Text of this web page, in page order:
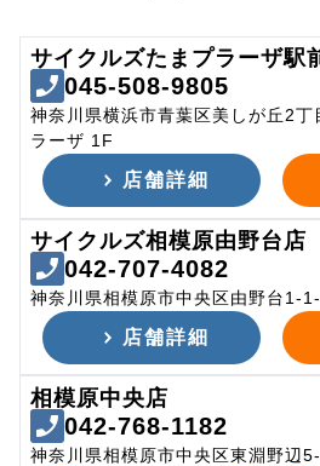
サイクルズたまプラーザ駅
045-508-9805
神奈川県横浜市青葉区美しが丘2
ラーザ 1F
店舗詳細
サイクルズ相模原由野台店
042-707-4082
神奈川県相模原市中央区由野台1-
店舗詳細
相模原中央店
042-768-1182
神奈川県相模原市中央区東淵野辺